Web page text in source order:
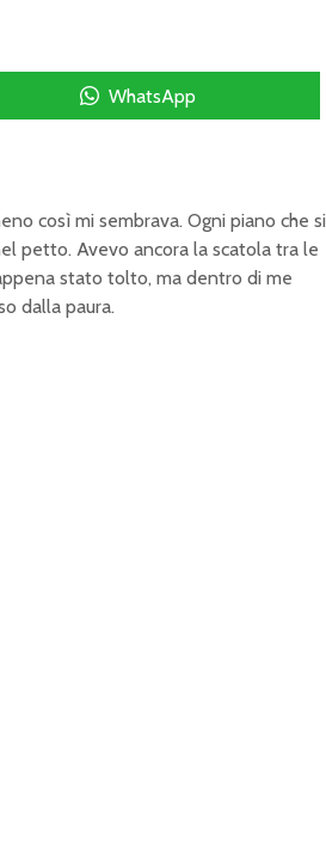
WhatsApp
così mi sembrava. Ogni piano che si
petto. Avevo ancora la scatola tra le
stato tolto, ma dentro di me
dalla paura.